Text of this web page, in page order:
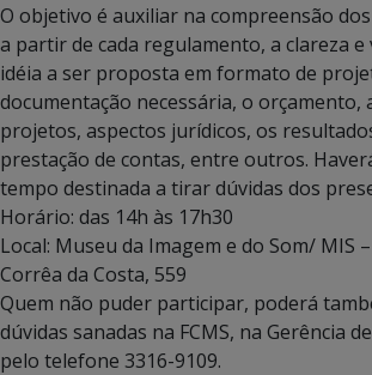
O objetivo é auxiliar na compreensão
a partir de cada regulamento, a clareza e
idéia a ser proposta em formato de
documentação necessária, o orçamento,
projetos, aspectos jurídicos, os
prestação de contas, entre outros.
tempo destinada a tirar dúvidas dos
Horário: das 14h às 17h30
Local: Museu da Imagem e do Som/ MIS
Corrêa da Costa, 559
Quem não puder participar, poderá
dúvidas sanadas na FCMS, na Gerência
pelo telefone 3316-9109.